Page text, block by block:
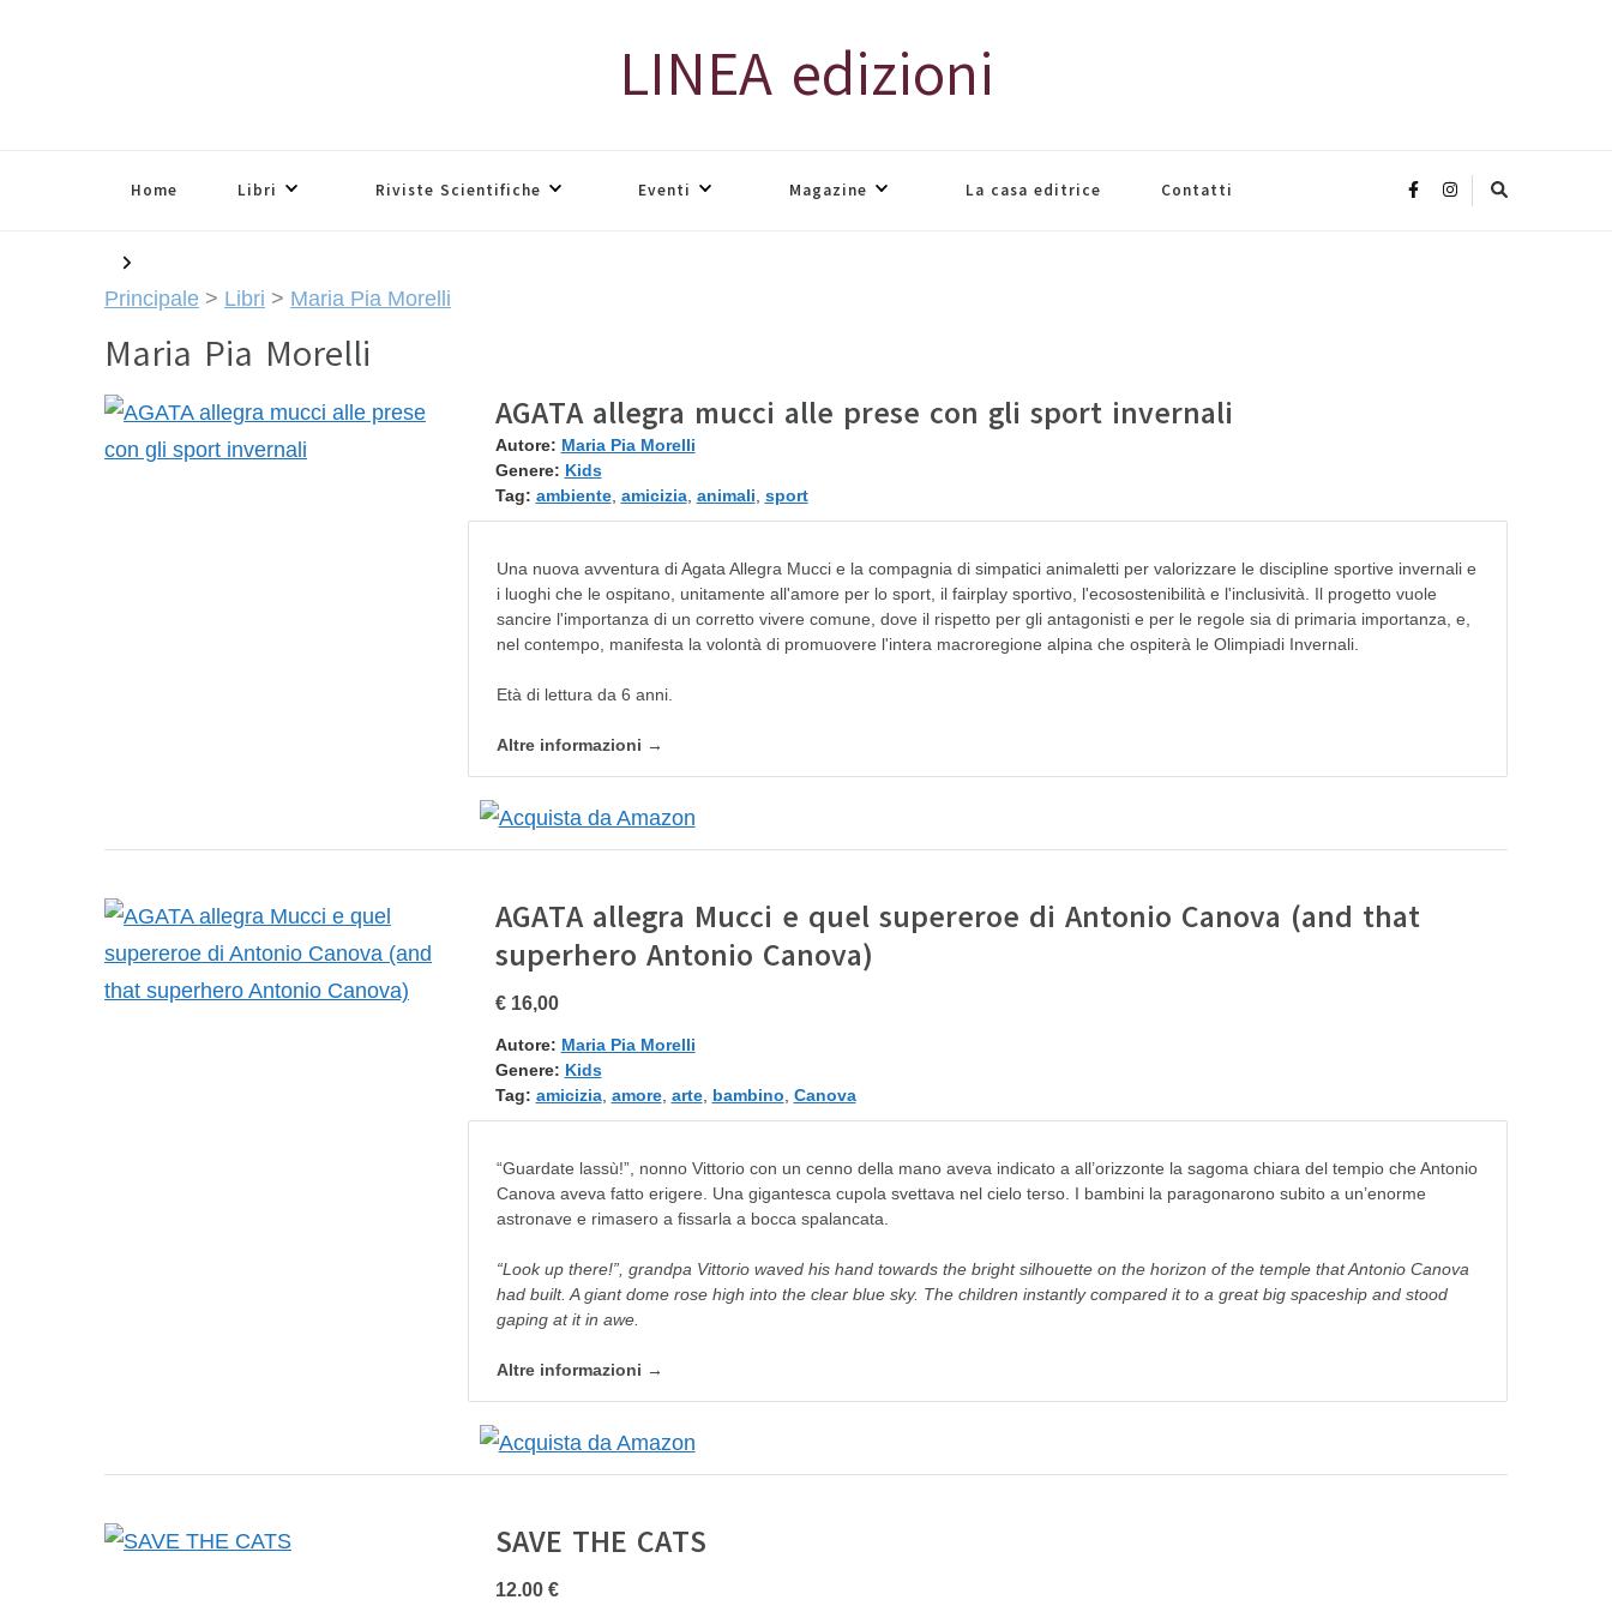
LINEA edizioni
Home Libri Riviste Scientifiche Eventi Magazine La casa editrice Contatti
Principale > Libri > Maria Pia Morelli
Maria Pia Morelli
AGATA allegra mucci alle prese con gli sport invernali
Autore: Maria Pia Morelli
Genere: Kids
Tag: ambiente, amicizia, animali sport
Una nuova avventura di Agata Allegra Mucci e la compagnia di simpatici animaletti per valorizzare le discipline sportive invernali e
i luoghi che le ospitano, unitamente all'amore per lo sport, il fairplay sportivo, l'ecosostenibilità e l'inclusività. Il progetto vuole
sancire l'importanza di un corretto vivere comune, dove il rispetto per gli antagonisti e per le regole sia di primaria importanza, e,
nel contempo, manifesta la volontà di promuovere l'intera macroregione alpina che ospiterà le Olimpiadi Invernali.
Età di lettura da 6 anni.
Altre informazioni →
AGATA allegra Mucci e quel supereroe di Antonio Canova (and that
superhero Antonio Canova)
€ 16,00
Autore: Maria Pia Morelli
Genere: Kids
Tag: amicizia, amore, arte, bambino Canova
“Guardate lassù!”, nonno Vittorio con un cenno della mano aveva indicato a all’orizzonte la sagoma chiara del tempio che Antonio
Canova aveva fatto erigere. Una gigantesca cupola svettava nel cielo terso. I bambini la paragonarono subito a un’enorme
astronave e rimasero a fissarla a bocca spalancata.
“Look up there!”, grandpa Vittorio waved his hand towards the bright silhouette on the horizon of the temple that Antonio Canova
had built. A giant dome rose high into the clear blue sky. The children instantly compared it to a great big spaceship and stood
gaping at it in awe.
Altre informazioni →
SAVE THE CATS
12.00 €